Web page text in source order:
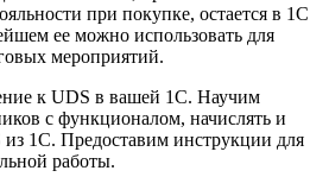
при покупке, остается в 1С
ее можно использовать для
мероприятий.
к UDS в вашей 1С. Научим
с функционалом, начислять и
1С. Предоставим инструкции для
работы.